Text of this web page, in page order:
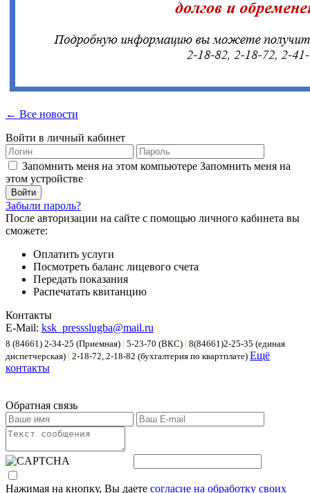
← Все новости
Войти в личный кабинет
Запомнить меня на этом компьютере Запомнить меня на
этом устройстве
Забыли пароль?
После авторизации на сайте с помощью личного кабинета вы
сможете:
Оплатить услуги
Посмотреть баланс лицевого счета
Передать показания
Распечатать квитанцию
Контакты
E-Mail: ksk_pressslugba@mail.ru
8 (84661) 2-34-25 (Приемная) | 5-23-70 (ВКС) | 8(84661)2-25-35 (единая
диспетчерская) | 2-18-72, 2-18-82 (бухгалтерия по квартплате) Ещё
контакты
Обратная связь
Нажимая на кнопку, Вы даете согласие на обработку своих